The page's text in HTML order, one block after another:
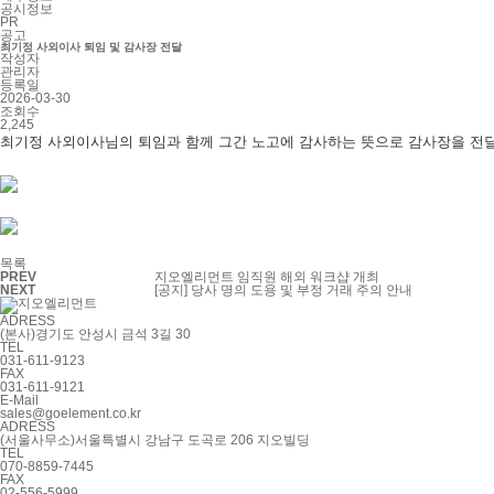
공시정보
PR
공고
최기정 사외이사 퇴임 및 감사장 전달
작성자
관리자
등록일
2026-03-30
조회수
2,245
최기정 사외이사님의 퇴임과 함께 그간 노고에 감사하는 뜻으로 감사장을 전
목록
PREV
지오엘리먼트 임직원 해외 워크샵 개최
NEXT
[공지] 당사 명의 도용 및 부정 거래 주의 안내
ADRESS
(본사)경기도 안성시 금석 3길 30
TEL
031-611-9123
FAX
031-611-9121
E-Mail
sales@goelement.co.kr
ADRESS
(서울사무소)서울특별시 강남구 도곡로 206 지오빌딩
TEL
070-8859-7445
FAX